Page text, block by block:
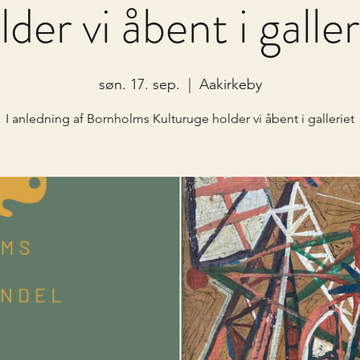
vi åbent i
søn. 17. sep.
  |
Aakirkeby
I anledning af Bornholms Kulturuge holder vi åbent i galleriet